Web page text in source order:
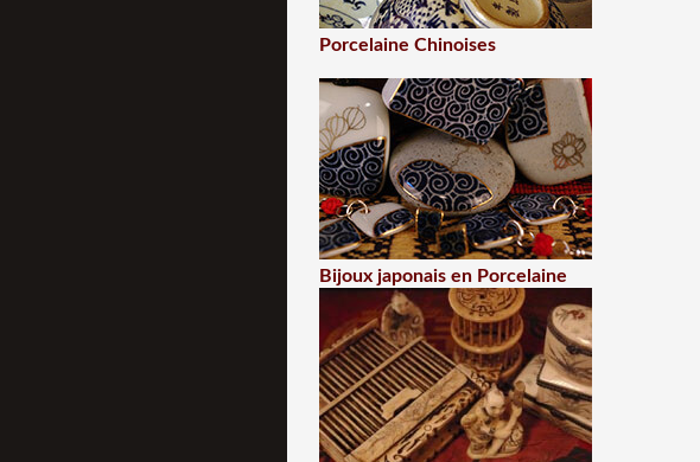
Porcelaine Chinoises
Bijoux japonais en Porcelaine